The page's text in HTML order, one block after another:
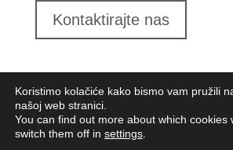
Kontaktirajte nas
Lungomare d.o.o.2023. Sva prava
Koristimo kolačiće kako bismo vam pružili
našoj web stranici.
You can find out more about which cookies
switch them off in settings